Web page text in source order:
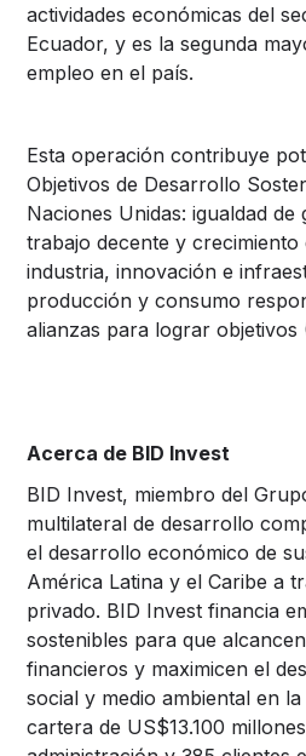
actividades económicas del
Ecuador, y es la segunda
empleo en el país.
Esta operación contribuye
Objetivos de Desarrollo
Naciones Unidas: igualdad de
trabajo decente y
industria, innovación e
producción y consumo
alianzas para lograr objetivos
Acerca de BID Invest
BID Invest, miembro del
multilateral de desarrollo
el desarrollo económico de
América Latina y el Caribe a
privado. BID Invest financia
sostenibles para que
financieros y maximicen el
social y medio ambiental en
cartera de US$13.100